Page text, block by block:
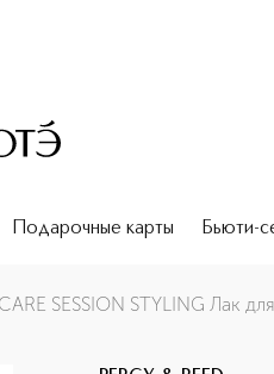
Подарочные карты Бьюти-
SESSION STYLING Лак